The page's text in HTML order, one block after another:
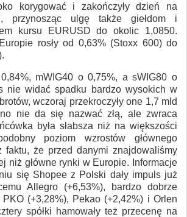
korygować i zakończyły dzień na
przynosząc ulgę także giełdom i
kursu EURUSD do okolic 1,0850.
rosły od 0,63% (Stoxx 600) do
mWIG40 o 0,75%, a sWIG80 o
nie widać spadku bardzo wysokich w
wczoraj przekroczyły one 1,7 mld
nie da się nazwać złą, ale zwraca
była słabsza niż na większości
poziom wzrostów głównego
faktu, że przed danymi znajdowaliśmy
niż główne rynki w Europie. Informacje
się Shopee z Polski dały impuls już
Allegro (+6,53%), bardzo dobrze
PKO (+3,28%), Pekao (+2,42%) i Orlen
spółki hamowały też przecenę na